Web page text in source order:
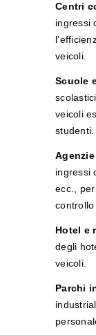
Centri
ingressi
veicoli.
Scuole
veicoli
studenti.
ingressi
ecc.,
controllo
Hotel e
degli
veicoli.
Parchi